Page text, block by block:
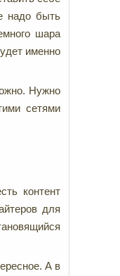
надо быть
шара
именно
Нужно
сетями
контент
для
А в